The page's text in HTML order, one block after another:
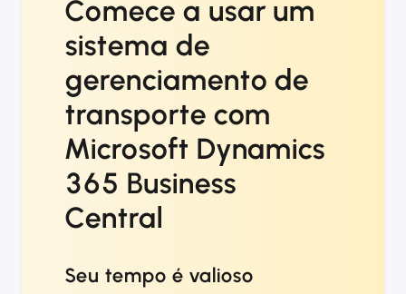
Comece a usar um
sistema de
gerenciamento de
transporte com
Microsoft Dynamics
365 Business
Central
Seu tempo é valioso